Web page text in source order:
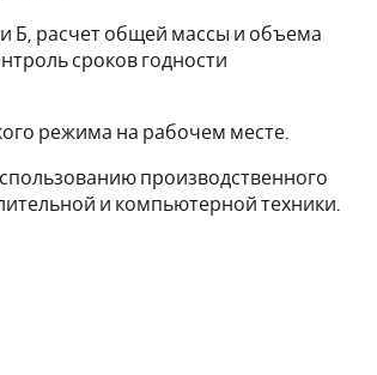
и Б, расчет общей массы и объема
сроков годности
режима на рабочем месте.
производственного
и компьютерной техники.